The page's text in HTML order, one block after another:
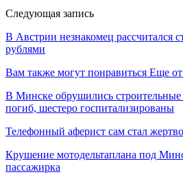
Следующая запись
В Австрии незнакомец рассчитался
рублями
Вам также могут понравиться Еще от
В Минске обрушились строительные
погиб, шестеро госпитализированы
Телефонный аферист сам стал
Крушение мотодельтаплана под
пассажирка